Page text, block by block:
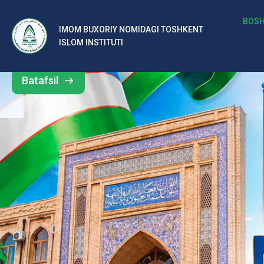
IMOM BUXORIY NOMIDAGI TOSHKENT
ISLOM INSTITUTI
b
al
ar
o‘
rt
a
si
d
Barcha
yangiliklar
Batafsil